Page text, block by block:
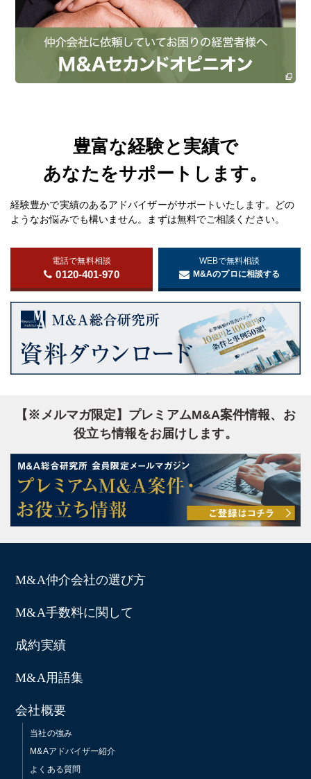
豊富な経験と実績で
あなたをサポートします。
経験豊かで実績のあるアドバイザーがサポートいたします。どの
ようなお悩みでも構いません。まずは無料でご相談ください。
電話で無料相談
0120-401-970
WEBで無料相談
M&Aのプロに相談する
【※メルマガ限定】プレミアムM&A案件情報、お
役立ち情報をお届けします。
M&A仲介会社の選び方
M&A手数料に関して
成約実績
M&A用語集
会社概要
当社の強み
M&Aアドバイザー紹介
よくある質問